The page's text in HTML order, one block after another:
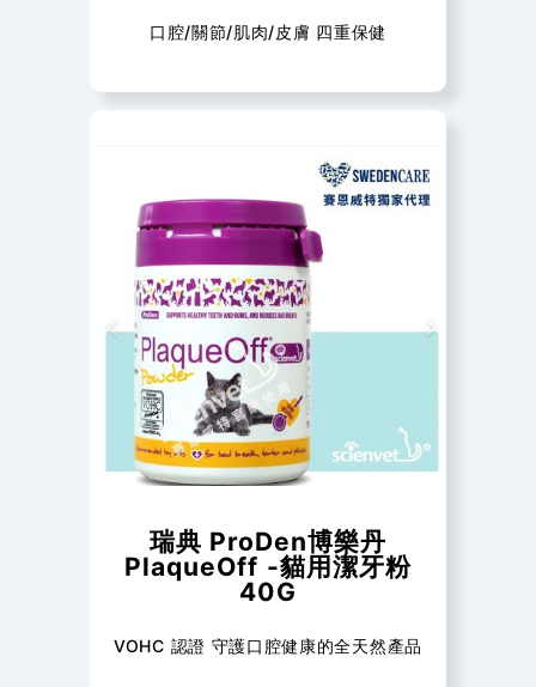
口腔/關節/肌肉/皮膚 四重保健
瑞典 ProDen博樂丹
PlaqueOff -貓用潔牙粉
40G
VOHC 認證 守護口腔健康的全天然產品